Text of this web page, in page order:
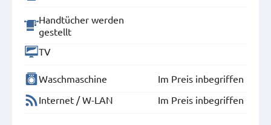
Handtücher werden
gestellt
TV
Waschmaschine
Im Preis inbegriffen
Internet / W-LAN
Im Preis inbegriffen